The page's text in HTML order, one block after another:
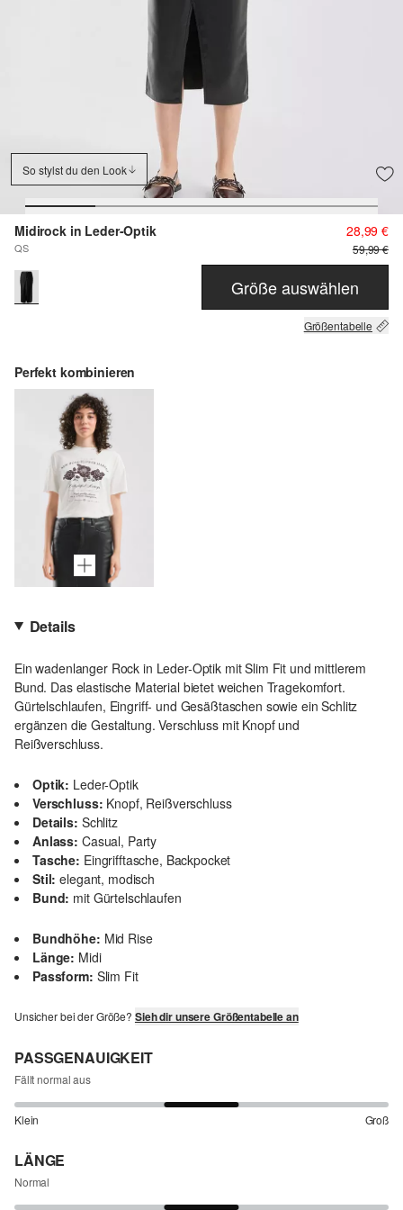
So stylst du den Look
Midirock in Leder-Optik
QS
28,99 €
59,99 €
Größe auswählen
Größentabelle
Perfekt kombinieren
Details
Ein wadenlanger Rock in Leder-Optik mit Slim Fit und mittlerem
Bund. Das elastische Material bietet weichen Tragekomfort.
Gürtelschlaufen, Eingriff- und Gesäßtaschen sowie ein Schlitz
ergänzen die Gestaltung. Verschluss mit Knopf und
Reißverschluss.
Optik: Leder-Optik
Verschluss: Knopf, Reißverschluss
Details: Schlitz
Anlass: Casual, Party
Tasche: Eingrifftasche, Backpocket
Stil: elegant, modisch
Bund: mit Gürtelschlaufen
Bundhöhe: Mid Rise
Länge: Midi
Passform: Slim Fit
Unsicher bei der Größe? Sieh dir unsere Größentabelle an
PASSGENAUIGKEIT
Fällt normal aus
Klein Groß
LÄNGE
Normal